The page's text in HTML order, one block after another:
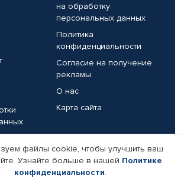
на обработку
персональных данных
Политика
конфиденциальности
Согласие на получение
рекламы
О нас
Карта сайта
Реквизиты компании
файлы cookie, чтобы улучшить ваш
Узнайте больше в нашей Политике
конфиденциальности.